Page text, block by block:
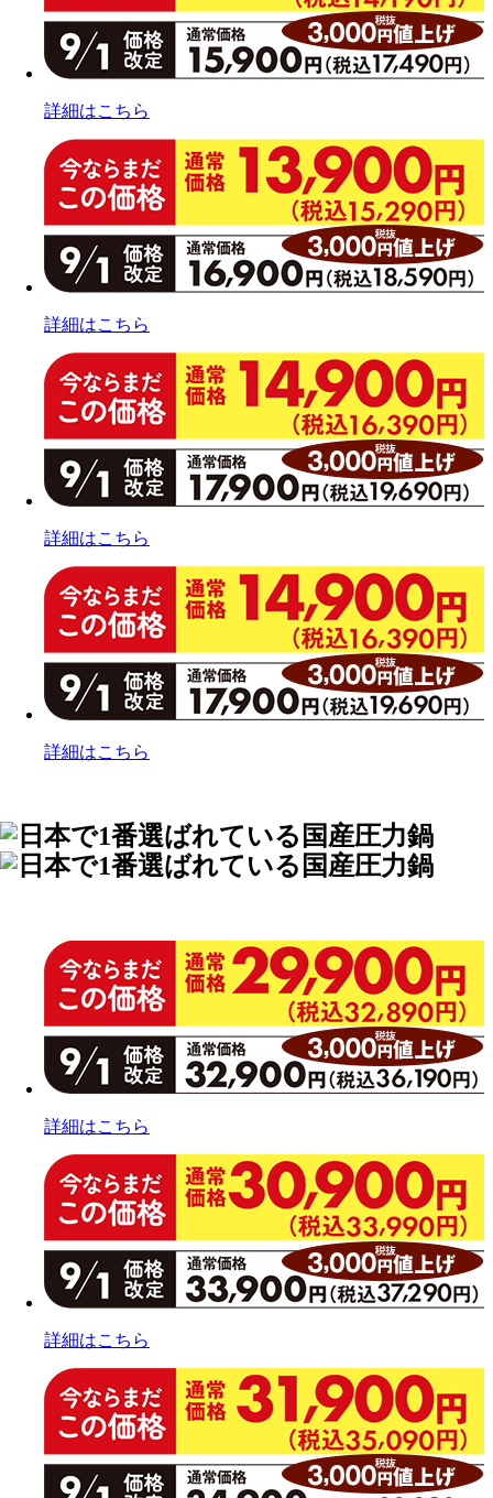
詳細はこちら
詳細はこちら
詳細はこちら
詳細はこちら
詳細はこちら
詳細はこちら